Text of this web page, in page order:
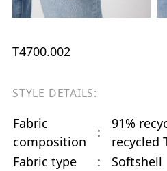
T4700.002
STYLE DETAILS:
Fabric
composition
:
91%
recycled
Fabric type
:
Softshell